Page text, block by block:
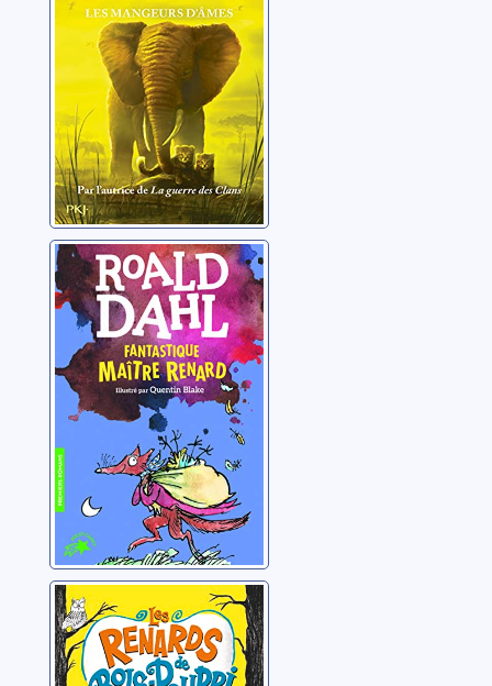
Hunter, Erin
Fantastique
Maître Renard
Dahl, Roald
Les renards de
bois-pourri
Shireen, Nadia